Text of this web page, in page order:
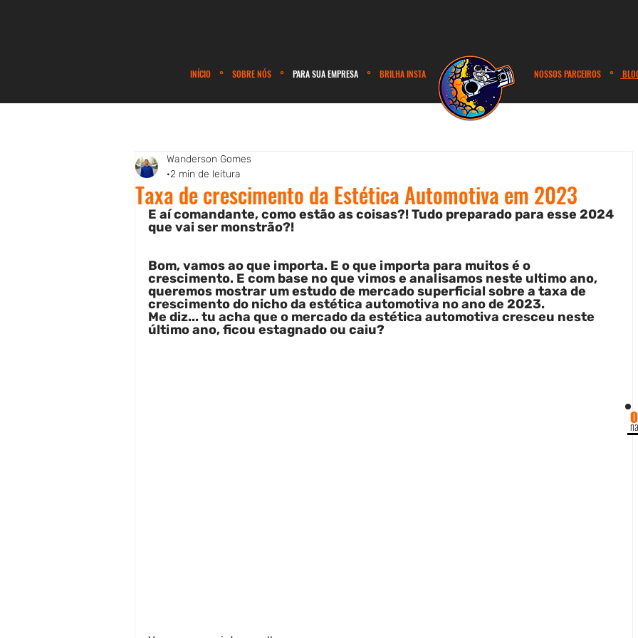
INÍCIO ° SOBRE NÓS ° PARA SUA EMPRESA ° BRILHA INSTA NOSSOS PARCEIROS °
Taxa de crescimento da Estética Automotiva em 2023
Wanderson Gomes
2 min de leitura
E aí comandante, como estão as coisas?! Tudo preparado para esse 2024
que vai ser monstrão?!
Bom, vamos ao que importa. E o que importa para muitos é o
crescimento. E com base no que vimos e analisamos neste ultimo ano,
queremos mostrar um estudo de mercado superficial sobre a taxa de
crescimento do nicho da estética automotiva no ano de 2023.
Me diz... tu acha que o mercado da estética automotiva cresceu neste
último ano, ficou estagnado ou caiu?